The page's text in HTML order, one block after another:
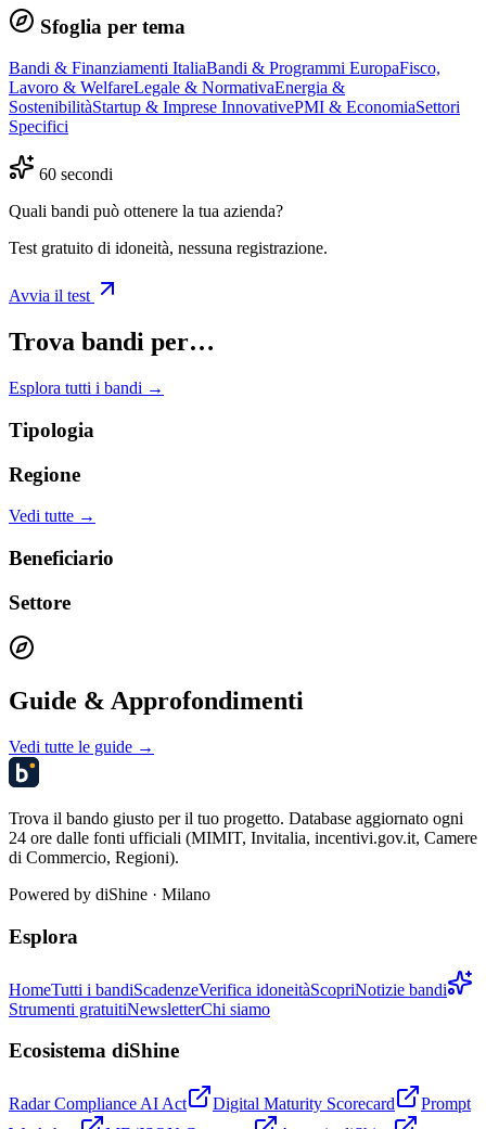
Sfoglia per tema
Bandi & Finanziamenti ItaliaBandi & Programmi EuropaFisco,
Lavoro & WelfareLegale & NormativaEnergia &
SostenibilitàStartup & Imprese InnovativePMI & EconomiaSettori
Specifici
60 secondi
Quali bandi può ottenere la tua azienda?
Test gratuito di idoneità, nessuna registrazione.
Avvia il test
Trova bandi per…
Esplora tutti i bandi →
Tipologia
Regione
Vedi tutte →
Beneficiario
Settore
Guide & Approfondimenti
Vedi tutte le guide →
Trova il bando giusto per il tuo progetto. Database aggiornato ogni
24 ore dalle fonti ufficiali (MIMIT, Invitalia, incentivi.gov.it, Camere
di Commercio, Regioni).
Powered by diShine · Milano
Esplora
HomeTutti i bandiScadenzeVerifica idoneitàScopriNotizie bandi
Strumenti gratuitiNewsletterChi siamo
Ecosistema diShine
Radar Compliance AI Act Digital Maturity Scorecard
Prompt